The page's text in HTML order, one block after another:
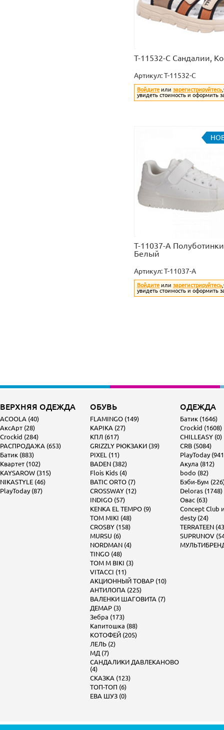
T-11532-C Сандалии,
Артикул:T-11532-C
Войдите или зарегистрируйтесь
увидеть стоимость и оформить
T-11037-A
Белый
Артикул:T-11037-A
Войдите или зарегистрируйтесь
увидеть стоимость и оформить
ВЕРХНЯЯ ОДЕЖДА
ACOOLA (40)
АксАрт (28)
Crockid (284)
РАСПРОДАЖА (653)
Батик (883)
Квартет (102)
KAYSAROW (315)
NIKASTYLE (46)
PlayToday (87)
ОБУВЬ
FLAMINGO (149)
KAPIKA (27)
КПЛ (617)
GRIZZLY РЮКЗАКИ (39)
PIXEL (11)
BADEN (382)
Flois Kids (4)
BATIC ORTO (7)
CROSSWAY (12)
INDIGO (57)
KENKA EL TEMPO (9)
TOM MIKI (48)
CROSBY (158)
MURSU (6)
NORDMAN (4)
TINGO (48)
TOM M BIKI (3)
VITACCI (11)
АКЦИОННЫЙ ТОВАР (10)
АНТИЛОПА (225)
ВАЛЕНКИ ШАГОВИТА (7)
ДЕМАР (3)
Зебра (173)
Капитошка (88)
КОТОФЕЙ (205)
ЛЕЛЬ (2)
МД (7)
САНДАЛИКИ ДАВЛЕКАНОВО
(4)
СКАЗКА (123)
ТОП-ТОП (6)
ЕВА ШУЗ (0)
ОДЕЖДА
Батик (1646)
Crockid (1608)
CHILLEASY (0)
CRB (5084)
PlayToday
Акула (812)
bodo (82)
Бэби-Бум
Deloras (1748)
Овас (63)
Concept Club
desty (24)
TERRATEEN
SUPRUNOV